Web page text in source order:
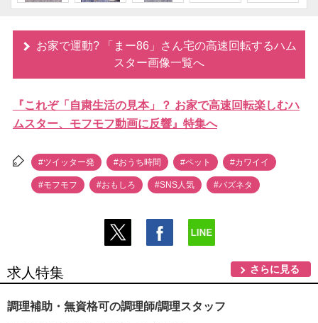
お家で運動? 「まー86」さん宅の高速回転するハム
スター画像一覧へ
『これぞ「自粛生活の見本」？ お家で高速回転楽しむハ
ムスター、モフモフ動画に反響』特集へ
#ツイッター発 #おうち時間 #ペット #カワイイ
#モフモフ #おもしろ #SNS人気 #バズネタ
求人特集 さらに見る
調理補助・無資格可の調理師/調理スタッフ